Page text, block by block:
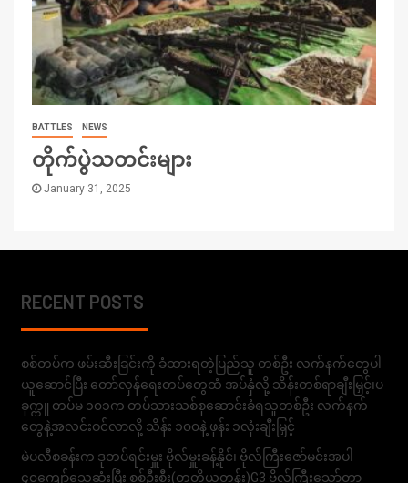
BATTLES NEWS
တိုက်ပွဲသတင်းများ
January 31, 2025
RECENT POSTS
စစ်တပ်က ဖမ်းဆီးခြင်းကို ခံထားရတဲ့ပြည်သူ တစ်ဦး လက်နက်တွေပါ
ယူဆောင်ပြီး တော်လှန်ရေးတပ်တွေထံ အပ်နှံလို့ သိန်းတစ်ရာချီးမြှင့်၊ပ
ခုက္ကူ တပ်မ ၁၀၁က တပ်သားသစ်စုဆောင်းခံရသူတစ်ဦး လက်နက်
တွေနဲ့အလင်းဝင်လာလို့ သိန်း ၁၀၀နဲ့ ဖုန်း ၁လုံးချီးမြှင့်
မဲပလီစခန်းက ဒုတပ်ရင်းမှူး ဗိုလ်မှူးခန့်နိုင်၊ ဗိုလ်ကြီးဇော်မင်းအပါ
၄၀ကျော်သေဆုံးပြီး စစ်ဦးစီး(တတိယတန်း)G3 ဗိုလ်ကြီးသော်တာ